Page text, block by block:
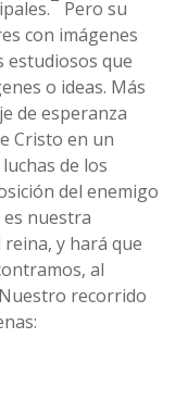
Pero su
con imágenes
estudiosos que
o ideas. Más
de esperanza
Cristo en un
de los
del enemigo
es nuestra
y hará que
al
recorrido